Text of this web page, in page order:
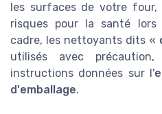
les surfaces de votre four,
risques pour la santé lors
cadre, les nettoyants dits «
utilisés avec
instructions données sur l'
d'emballage.